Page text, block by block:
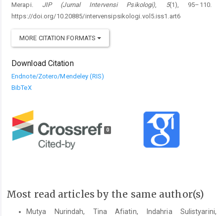
Merapi. JIP (Jurnal Intervensi Psikologi) 5(1), 95–110.
https://doi.org/10.20885/intervensipsikologi.vol5.iss1.art6
MORE CITATION FORMATS
Download Citation
Endnote/Zotero/Mendeley (RIS)
BibTeX
0
Most read articles by the same author(s)
Mutya Nurindah, Tina Afiatin, Indahria Sulistyarini,